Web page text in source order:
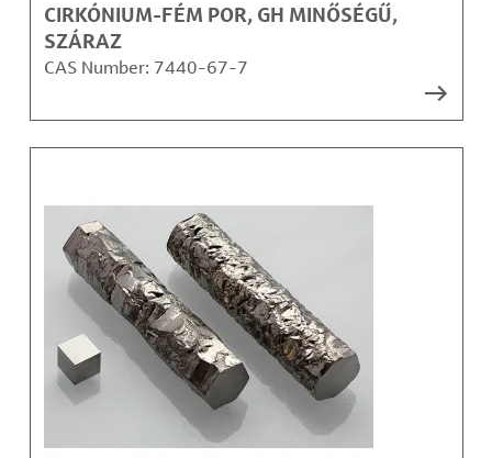
CIRKÓNIUM-FÉM POR, GH MINŐSÉGŰ,
SZÁRAZ
CAS Number: 7440-67-7